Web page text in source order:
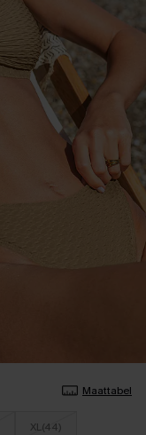
Maattabel
XL(44)